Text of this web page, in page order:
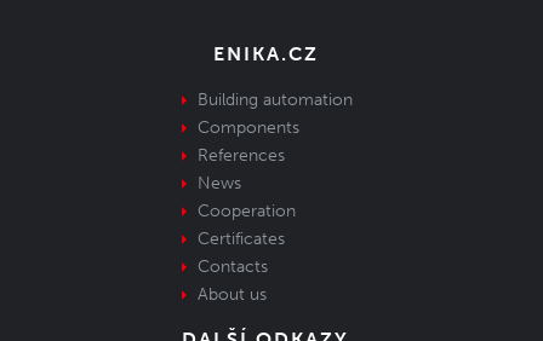
ENIKA.CZ
Building automation
Components
References
News
Cooperation
Certificates
Contacts
About us